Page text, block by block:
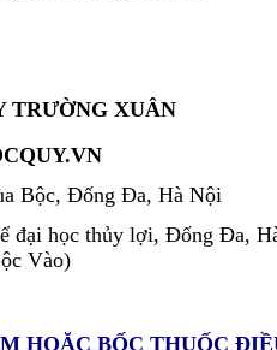
TRƯỜNG XUÂN
Bộc, Đống Đa, Hà Nội
đại học thủy lợi, Đống Đa,
Vào)
HOẶC BỐC THUỐC